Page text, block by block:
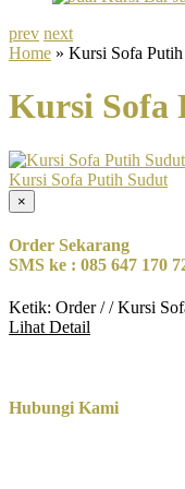
prev next
Home » Kursi Sofa Putih
Kursi Sofa
Kursi Sofa Putih Sudut
×
Order Sekarang
SMS ke : 085 647 170
Ketik: Order / / Kursi
Lihat Detail
Hubungi Kami